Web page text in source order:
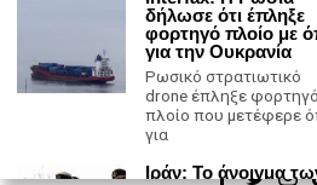
Επικοινωνία Πολιτική
Πολιτική προστασίας
Δήλωση συμμόρφωσης -
Μ.Η.Τ.
δήλωσε ότι έπληξε
φορτηγό πλοίο με
για την Ουκρανία
Ρωσικό στρατιωτικό
drone έπληξε φορτηγό
πλοίο που μετέφερε
για
Ιράν: Το άνοιγμα